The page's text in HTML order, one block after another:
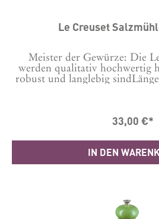
Le Creuset
Meister der Gewürze: Die
werden qualitativ hochwertig
robust und langlebig
ganzen Welt aus den
können, die Sie von Le
ABS-KunststoffLänge: 6.2 cm
20.8 cm Hergestellt in
33,00 €*
IN DEN